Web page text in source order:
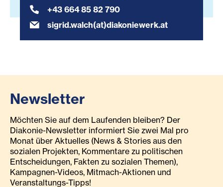
+43 664 85 82 790
sigrid.walch(at)diakoniewerk.at
Newsletter
Möchten Sie auf dem Laufenden bleiben? Der
Diakonie-Newsletter informiert Sie zwei Mal pro
Monat über Aktuelles (News & Stories aus den
sozialen Projekten, Kommentare zu politischen
Entscheidungen, Fakten zu sozialen Themen),
Kampagnen-Videos, Mitmach-Aktionen und
Veranstaltungs-Tipps!